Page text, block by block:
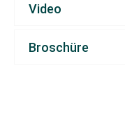
Video
Broschüre